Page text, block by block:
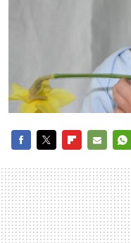
MAIL